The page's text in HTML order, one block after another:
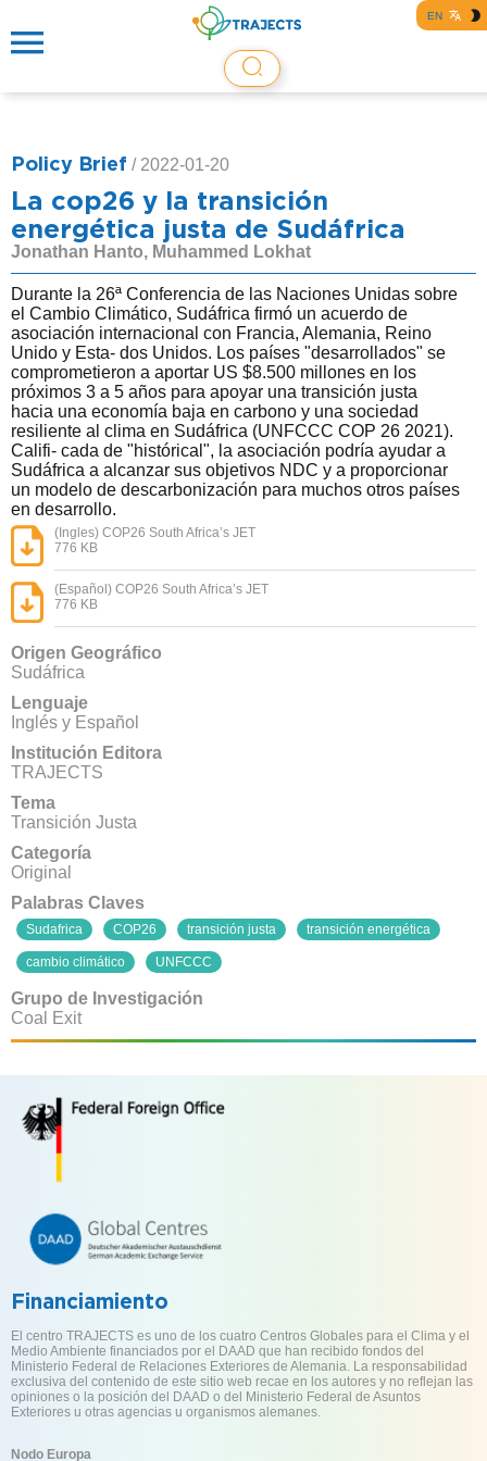
EN
Policy Brief / 2022-01-20
La cop26 y la transición
energética justa de Sudáfrica
Jonathan Hanto, Muhammed Lokhat
Durante la 26ª Conferencia de las Naciones Unidas sobre
el Cambio Climático, Sudáfrica firmó un acuerdo de
asociación internacional con Francia, Alemania, Reino
Unido y Esta- dos Unidos. Los países "desarrollados" se
comprometieron a aportar US $8.500 millones en los
próximos 3 a 5 años para apoyar una transición justa
hacia una economía baja en carbono y una sociedad
resiliente al clima en Sudáfrica (UNFCCC COP 26 2021).
Califi- cada de "histórical", la asociación podría ayudar a
Sudáfrica a alcanzar sus objetivos NDC y a proporcionar
un modelo de descarbonización para muchos otros países
en desarrollo.
(Ingles) COP26 South Africa’s JET
776 KB
(Español) COP26 South Africa’s JET
776 KB
Origen Geográfico
Sudáfrica
Lenguaje
Inglés y Español
Institución Editora
TRAJECTS
Tema
Transición Justa
Categoría
Original
Palabras Claves
Sudafrica COP26 transición justa transición energética
cambio climático UNFCCC
Grupo de Investigación
Coal Exit
Financiamiento
El centro TRAJECTS es uno de los cuatro Centros Globales para el Clima y el
Medio Ambiente financiados por el DAAD que han recibido fondos del
Ministerio Federal de Relaciones Exteriores de Alemania. La responsabilidad
exclusiva del contenido de este sitio web recae en los autores y no reflejan las
opiniones o la posición del DAAD o del Ministerio Federal de Asuntos
Exteriores u otras agencias u organismos alemanes.
Nodo Europa